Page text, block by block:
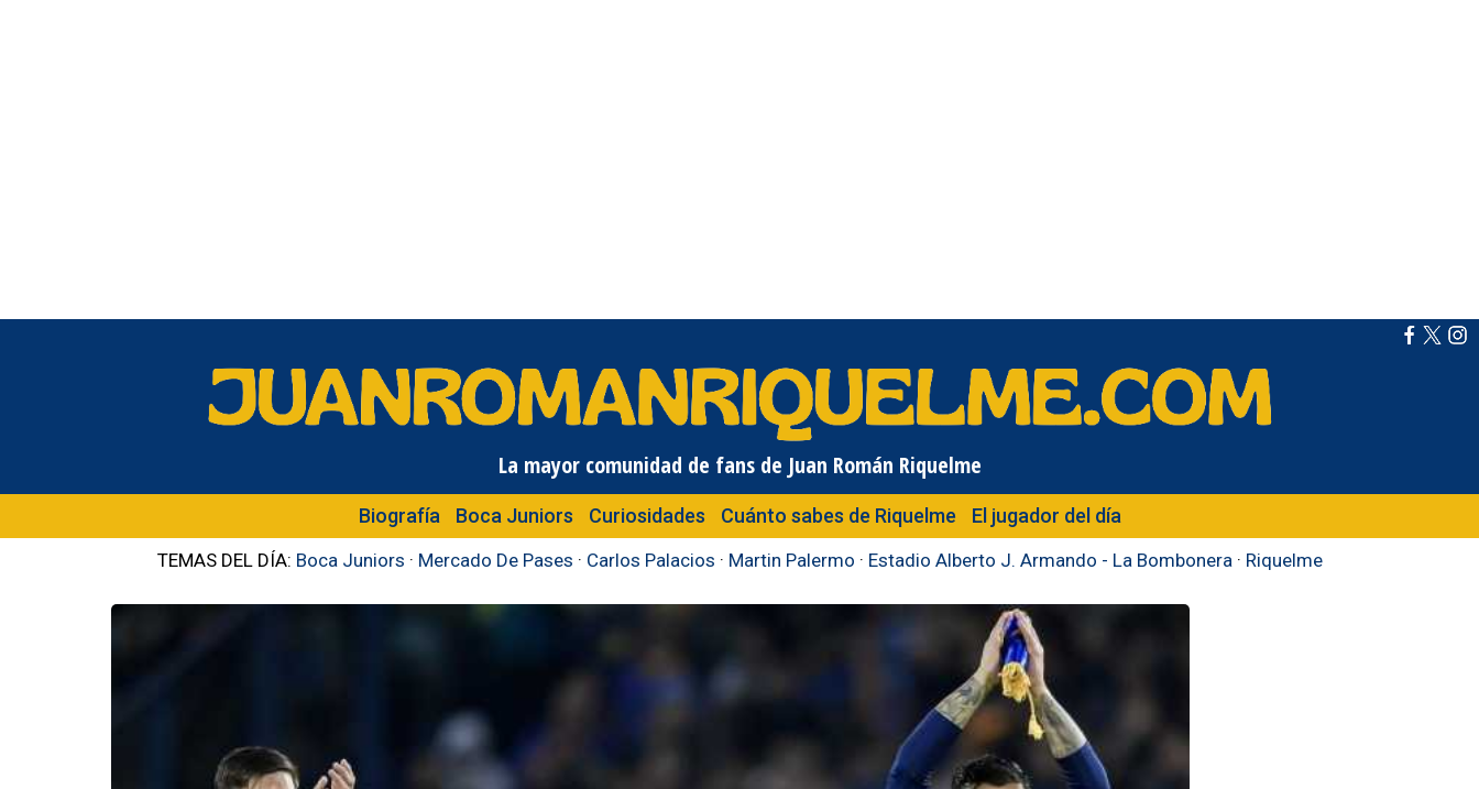
La mayor comunidad de fans de Juan Román Riquelme
Biografía Boca Juniors Curiosidades Cuánto sabes de Riquelme El jugador del día
TEMAS DEL DÍA: Boca Juniors · Mercado De Pases · Carlos Palacios · Martin Palermo · Estadio Alberto J. Armando - La Bombonera · Riquelme